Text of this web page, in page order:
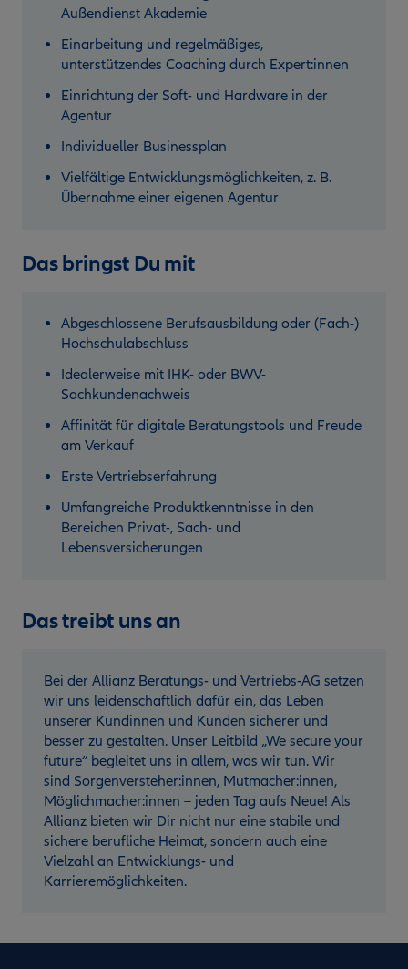
Außendienst Akademie
Einarbeitung und regelmäßiges,
unterstützendes Coaching durch Expert:innen
Einrichtung der Soft- und Hardware in der
Agentur
Individueller Businessplan
Vielfältige Entwicklungsmöglichkeiten, z. B.
Übernahme einer eigenen Agentur
Das bringst Du mit
Abgeschlossene Berufsausbildung oder (Fach-)
Hochschulabschluss
Idealerweise mit IHK- oder BWV-
Sachkundenachweis
Affinität für digitale Beratungstools und Freude
am Verkauf
Erste Vertriebserfahrung
Umfangreiche Produktkenntnisse in den
Bereichen Privat-, Sach- und
Lebensversicherungen
Das treibt uns an
Bei der Allianz Beratungs- und Vertriebs-AG setzen
wir uns leidenschaftlich dafür ein, das Leben
unserer Kundinnen und Kunden sicherer und
besser zu gestalten. Unser Leitbild „We secure your
future“ begleitet uns in allem, was wir tun. Wir
sind Sorgenversteher:innen, Mutmacher:innen,
Möglichmacher:innen – jeden Tag aufs Neue! Als
Allianz bieten wir Dir nicht nur eine stabile und
sichere berufliche Heimat, sondern auch eine
Vielzahl an Entwicklungs- und
Karrieremöglichkeiten.